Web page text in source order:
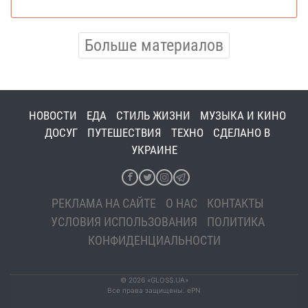
Больше материалов
НОВОСТИ ЕДА СТИЛЬ ЖИЗНИ
МУЗЫКА И КИНО
ДОСУГ
ПУТЕШЕСТВИЯ ТЕХНО
СДЕЛАНО В
УКРАИНЕ
РЕКЛАМА НА САЙТЕ О НАС
КОНТАКТЫ
УСЛОВИЯ ИСПОЛЬЗОВАНИЯ
ПОЛИТИКА
КОНФИДЕНЦИАЛЬНОСТИ
© 2026 «GLOSS.UA»
Все права защищены. ePN